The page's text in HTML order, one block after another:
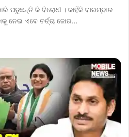
ପଡୁଛନ୍ତି କି ବିରୋଧୀ । କାହିଁକି ବାରମ୍ବାର
ନେଇ ଏବେ ଚର୍ଚ୍ଚା ଜୋର…